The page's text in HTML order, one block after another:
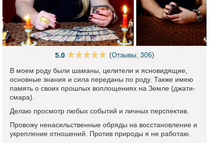
5.0 (Отзывы: 306)
В моем роду были шаманы, целители и ясновидящие,
основные знания и сила переданы по роду. Также имею
память о своих прошлых воплощениях на Земле (джати-
смара).
Делаю просмотр любых событий и личных перспектив.
Провожу ненасильственные обряды на восстановление и
укрепление отношений. Против природы я не работаю.